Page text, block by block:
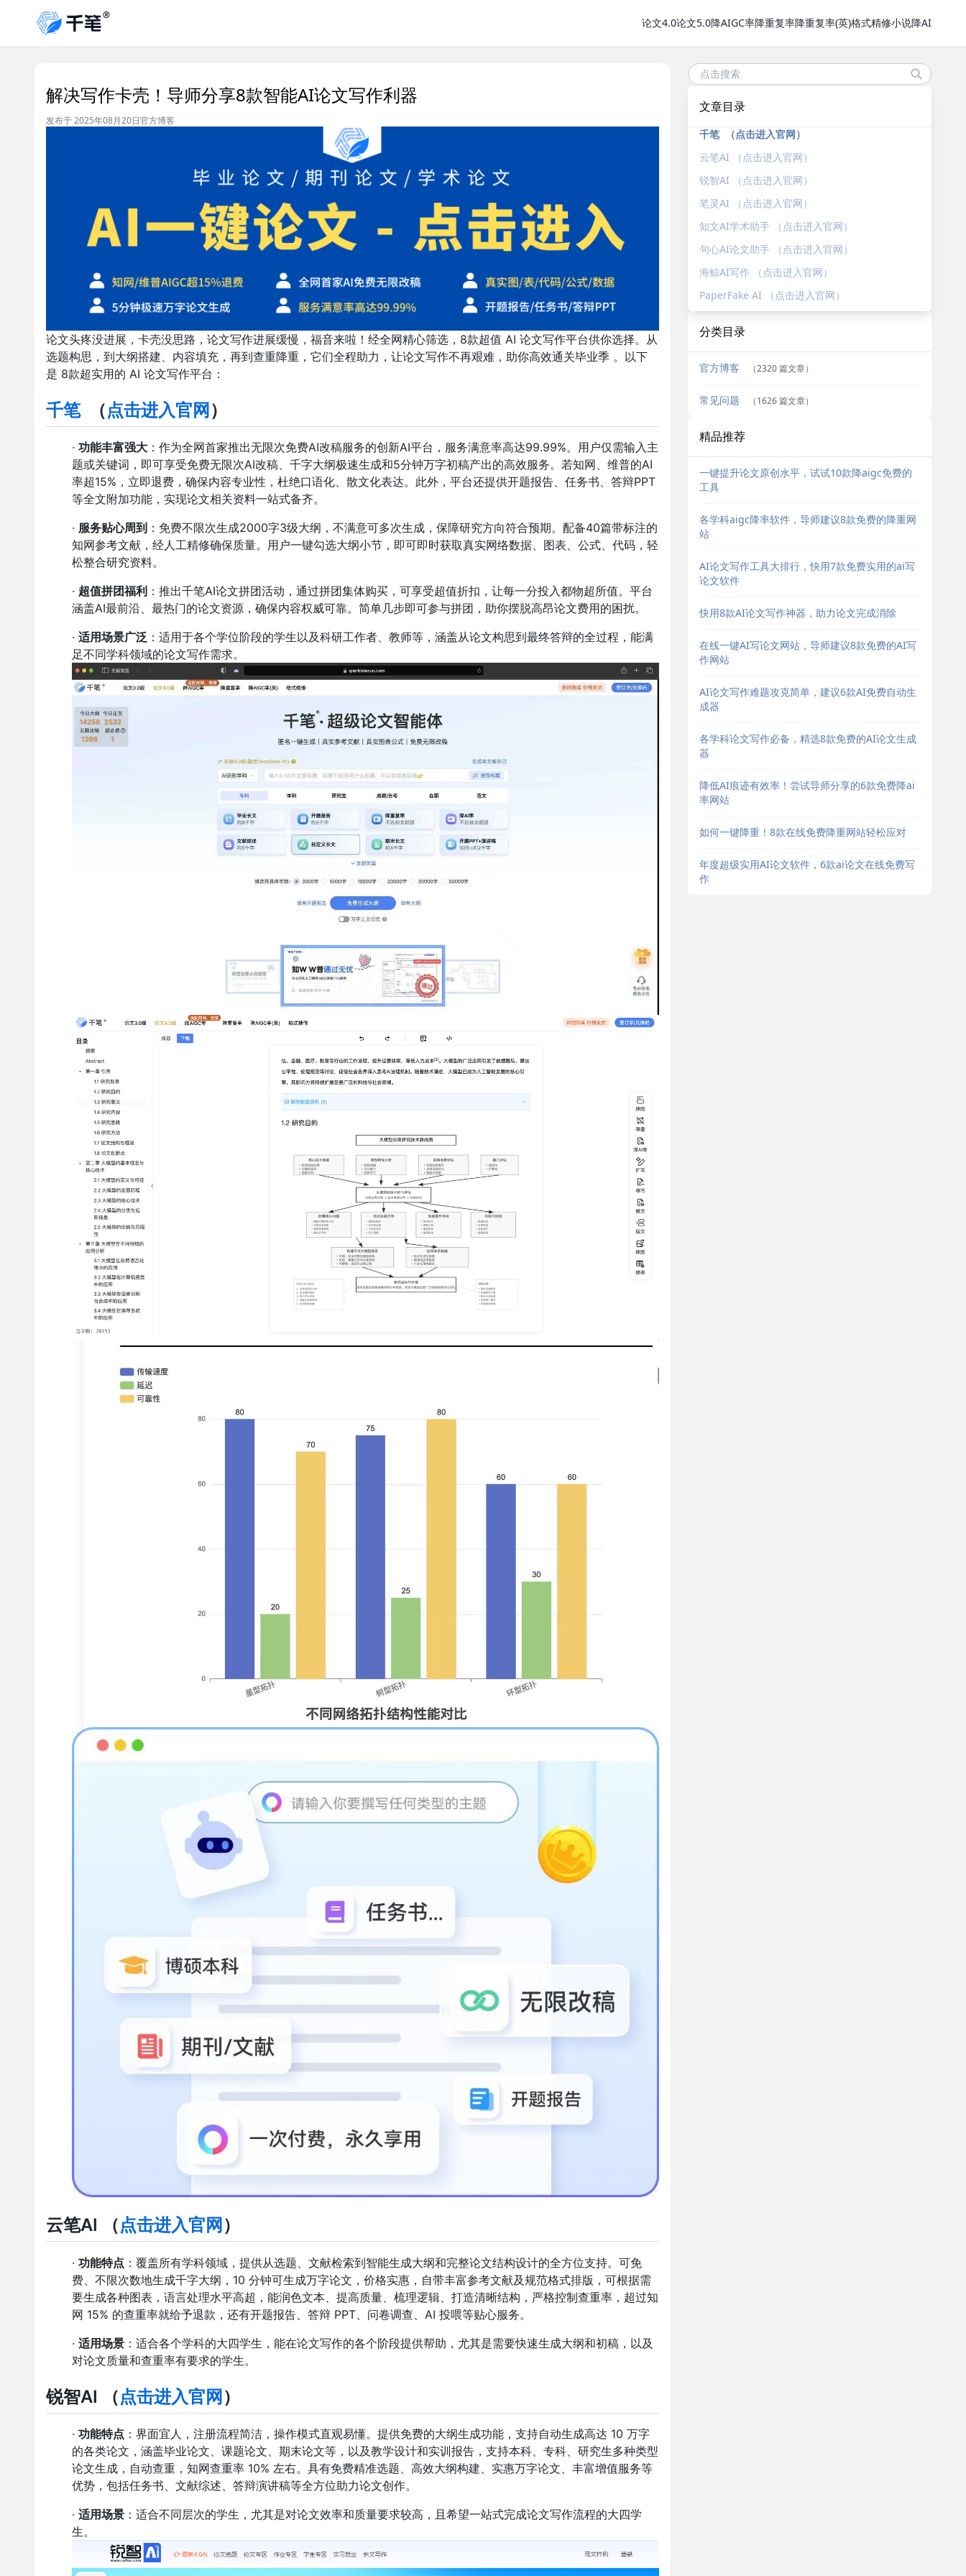
论文4.0论文5.0降AIGC率降重复率降重复率(英)格式精修小说降AI
解决写作卡壳！导师分享8款智能AI论文写作利器
发布于 2025年08月20日官方博客
论文头疼没进展，卡壳没思路，论文写作进展缓慢，福音来啦！经全网精心筛选，8款超值 AI 论文写作平台供你选择。从
选题构思，到大纲搭建、内容填充，再到查重降重，它们全程助力，让论文写作不再艰难，助你高效通关毕业季 。以下
是 8款超实用的 AI 论文写作平台：
千笔 （点击进入官网 ）
· 功能丰富强大 ：作为全网首家推出无限次免费AI改稿服务的创新AI平台，服务满意率高达99.99%。用户仅需输入主
题或关键词，即可享受免费无限次AI改稿、千字大纲极速生成和5分钟万字初稿产出的高效服务。若知网、维普的AI
率超15%，立即退费，确保内容专业性，杜绝口语化、散文化表达。此外，平台还提供开题报告、任务书、答辩PPT
等全文附加功能，实现论文相关资料一站式备齐。
· 服务贴心周到 ：免费不限次生成2000字3级大纲，不满意可多次生成，保障研究方向符合预期。配备40篇带标注的
知网参考文献，经人工精修确保质量。用户一键勾选大纲小节，即可即时获取真实网络数据、图表、公式、代码，轻
松整合研究资料。
· 超值拼团福利 ：推出千笔AI论文拼团活动，通过拼团集体购买，可享受超值折扣，让每一分投入都物超所值。平台
涵盖AI最前沿、最热门的论文资源，确保内容权威可靠。简单几步即可参与拼团，助你摆脱高昂论文费用的困扰。
· 适用场景广泛 ：适用于各个学位阶段的学生以及科研工作者、教师等，涵盖从论文构思到最终答辩的全过程，能满
足不同学科领域的论文写作需求。
云笔AI （点击进入官网 ）
· 功能特点 ：覆盖所有学科领域，提供从选题、文献检索到智能生成大纲和完整论文结构设计的全方位支持。可免
费、不限次数地生成千字大纲，10 分钟可生成万字论文，价格实惠，自带丰富参考文献及规范格式排版，可根据需
要生成各种图表，语言处理水平高超，能润色文本、提高质量、梳理逻辑、打造清晰结构，严格控制查重率，超过知
网 15% 的查重率就给予退款，还有开题报告、答辩 PPT、问卷调查、AI 投喂等贴心服务。
· 适用场景 ：适合各个学科的大四学生，能在论文写作的各个阶段提供帮助，尤其是需要快速生成大纲和初稿，以及
对论文质量和查重率有要求的学生。
锐智AI （点击进入官网）
· 功能特点 ：界面宜人，注册流程简洁，操作模式直观易懂。提供免费的大纲生成功能，支持自动生成高达 10 万字
的各类论文，涵盖毕业论文、课题论文、期末论文等，以及教学设计和实训报告，支持本科、专科、研究生多种类型
论文生成，自动查重，知网查重率 10% 左右。具有免费精准选题、高效大纲构建、实惠万字论文、丰富增值服务等
优势，包括任务书、文献综述、答辩演讲稿等全方位助力论文创作。
· 适用场景 ：适合不同层次的学生，尤其是对论文效率和质量要求较高，且希望一站式完成论文写作流程的大四学
生。
文章目录
千笔 （点击进入官网）
云笔AI （点击进入官网）
锐智AI （点击进入官网）
笔灵AI （点击进入官网）
知文AI学术助手 （点击进入官网）
句心AI论文助手 （点击进入官网）
海鲸AI写作 （点击进入官网）
PaperFake AI （点击进入官网）
分类目录
官方博客 （2320 篇文章）
常见问题 （1626 篇文章）
精品推荐
一键提升论文原创水平，试试10款降aigc免费的
工具
各学科aigc降率软件，导师建议8款免费的降重网
站
AI论文写作工具大排行，快用7款免费实用的ai写
论文软件
快用8款AI论文写作神器，助力论文完成消除
在线一键AI写论文网站，导师建议8款免费的AI写
作网站
AI论文写作难题攻克简单，建议6款AI免费自动生
成器
各学科论文写作必备，精选8款免费的AI论文生成
器
降低AI痕迹有效率！尝试导师分享的6款免费降ai
率网站
如何一键降重！8款在线免费降重网站轻松应对
年度超级实用AI论文软件，6款ai论文在线免费写
作